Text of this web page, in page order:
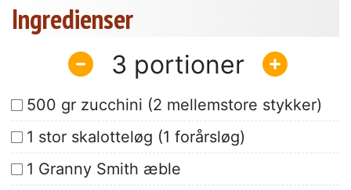
Ingredienser
3
500 gr zucchini (2 mellemstore stykker)
1 stor skalotteløg (1 forårsløg)
1 Granny Smith æble